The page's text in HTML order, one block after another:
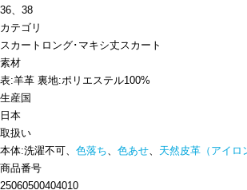
36、38
カテゴリ
スカート ロング･マキシ丈スカート
素材
表:羊革 裏地:ポリエステル100%
生産国
日本
取扱い
本体:洗濯不可、 色落ち、 色あせ、 天然皮革（アイロ
商品番号
25060500404010